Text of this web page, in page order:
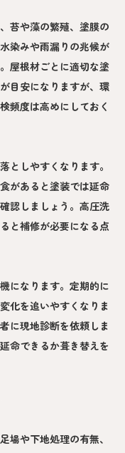
苔や藻の繁殖、塗膜の
染みや雨漏りの兆候が
屋根材ごとに適切な塗
目安になりますが、環
頻度は高めにしておく
としやすくなります。
があると塗装では延命
認しましょう。高圧洗
と補修が必要になる点
になります。定期的に
化を追いやすくなりま
に現地診断を依頼しま
命できるか葺き替えを
場や下地処理の有無、